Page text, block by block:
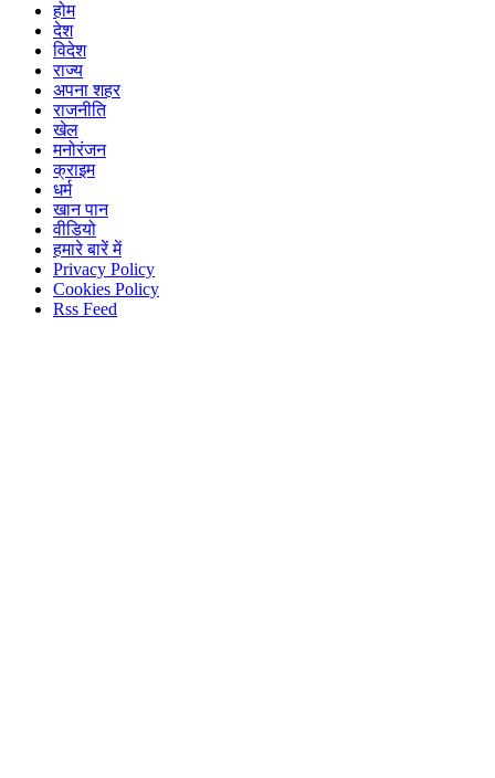
होम
देश
विदेश
राज्य
अपना शहर
राजनीति
खेल
मनोरंजन
क्राइम
धर्म
खान पान
वीडियो
हमारे बारें में
Privacy Policy
Cookies Policy
Rss Feed